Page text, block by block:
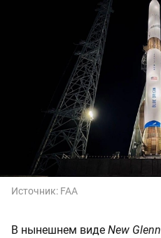
Источник: FAA
В нынешнем виде New Glenn